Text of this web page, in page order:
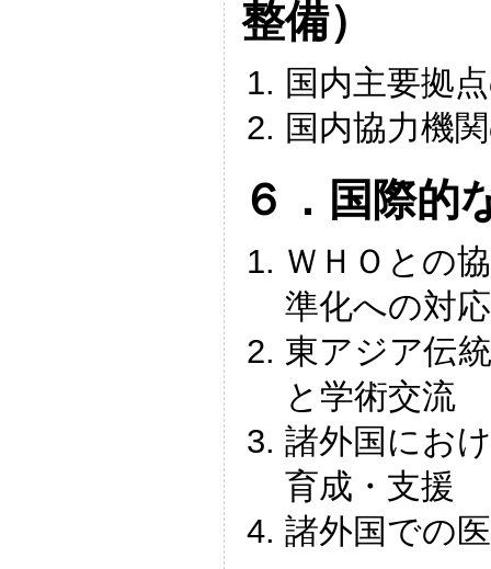
整備）
国内主要拠
国内協力機
６．国際的
ＷＨＯとの
準化への対応
東アジア伝
と学術交流
諸外国にお
育成・支援
諸外国での